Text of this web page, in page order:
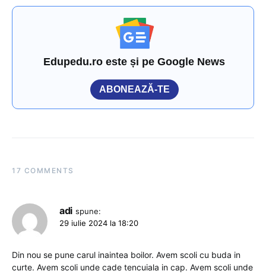
Edupedu.ro este și pe Google News
ABONEAZĂ-TE
17 COMMENTS
adi spune:
29 iulie 2024 la 18:20
Din nou se pune carul inaintea boilor. Avem scoli cu buda in
curte. Avem scoli unde cade tencuiala in cap. Avem scoli unde